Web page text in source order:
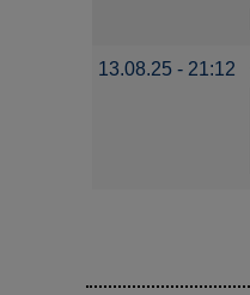
13.08.25 - 21:12